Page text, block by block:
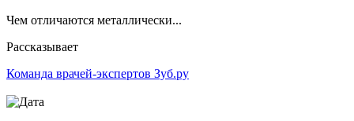
Чем отличаются металлически...
Рассказывает
Команда врачей-экспертов Зуб.ру